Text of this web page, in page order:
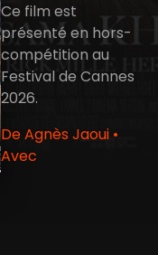
Ce film est
présenté en hors-
compétition au
Festival de Cannes
2026.
De Agnès Jaoui •
Avec